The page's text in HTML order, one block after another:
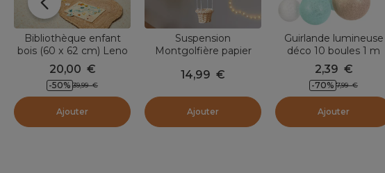
Bibliothèque enfant
bois (60 x 62 cm) Leno
Multicolore
20,00 €
-50% 39,99 €
Ajouter
Suspension
Montgolfière papier
Multicolore
14,99 €
Ajouter
Guirlande lumineuse
déco 10 boules 1 m
Savannah Beige
2,39 €
-70% 7,99 €
Ajouter